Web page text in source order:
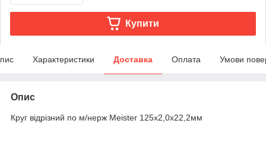
Купити
Характеристики Доставка Оплата Умови
Опис
Круг відрізний по м/нерж Meister 125х2,0х22,2мм